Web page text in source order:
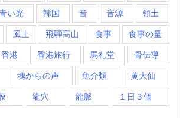
い光 韓国 音 音源 領土
風土 飛騨高山 食事 食事の量
香港 香港旅行 馬礼堂 骨伝導
魂からの声 魚介類 黄大仙
龍穴 龍脈 １日３個